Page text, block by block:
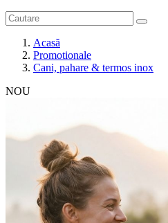
Acasă
Promotionale
Cani, pahare & termos inox
NOU